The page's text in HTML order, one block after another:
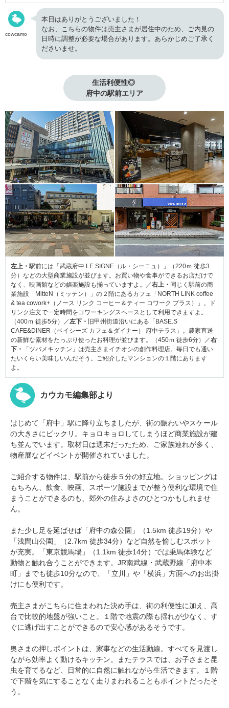
cowcamo
本日はありがとうございました！
なお、こちらの物件は売主さまが居住中のため、ご内見の
日時に調整が必要な場合があります。あらかじめご了承く
ださいませ。
生活利便性◎
府中の駅前エリア
左上・駅前には「武蔵府中 LE SIGNE（ル・シーニュ）」（220ｍ 徒歩3
分）などの大型商業施設が並びます。お買い物や食事ができるお店だけで
なく、映画館などの娯楽施設も揃っていますよ。／右上・ 同じく駅前の商
業施設「MitteN（ミッテン）」の２階にあるカフェ「NORTH LINK coffee
& tea cowork+（ノース リンク コーヒー＆ティー コワーク プラス）」。ド
リンク注文で一定時間をコワーキングスペースとして利用できますよ。
（400ｍ 徒歩5分）／左下・
旧甲州街道沿いにある「BASE.S
CAFE&DINER（ベイシーズ カフェ＆ダイナー） 府中テラス」。農家直送
の新鮮な素材をたっぷり使ったお料理が並びます。（450ｍ 徒歩6分）／右
下・
「ツバメキッチン」は売主さまイチオシの創作料理店。毎日でも通い
たいくらい美味しいんだそう。ご紹介したマンションの１階にあります
よ。
カウカモ編集部より
はじめて「府中」駅に降り立ちましたが、街の賑わいやスケール
の大きさにビックリ。キョロキョロしてしまうほど商業施設が建
ち並んでいます。取材日は週末だったため、ご家族連れが多く、
物産展などイベントが開催されていました。
ご紹介する物件は、駅前から徒歩５分の好立地。ショッピングは
もちろん、飲食、映画、スポーツ施設までが整う便利な環境で住
まうことができるのも、郊外の住みよさのひとつかもしれませ
ん。
また少し足を延ばせば「府中の森公園」（1.5km 徒歩19分）や
「浅間山公園」（2.7km 徒歩34分）など自然を愉しむスポット
が充実。「東京競馬場」（1.1km 徒歩14分）では乗馬体験など
動物と触れ合うことができます。JR南武線・武蔵野線「府中本
町」までも徒歩10分なので、「立川」や「横浜」方面へのお出掛
けにも便利です。
売主さまがこちらに住まわれた決め手は、街の利便性に加え、高
台で比較的地盤が強いこと。１階で地震の際も揺れが少なく、す
ぐに逃げ出すことができるので安心感があるそうです。
奥さまの押しポイントは、家事などの生活動線。すべてを見渡し
ながら効率よく動けるキッチン。またテラスでは、お子さまと昆
虫を育てるなど、日常的に自然に触れながら生活できます。１階
で下階を気にすることなく走りまわれることもポイントだったそ
う。